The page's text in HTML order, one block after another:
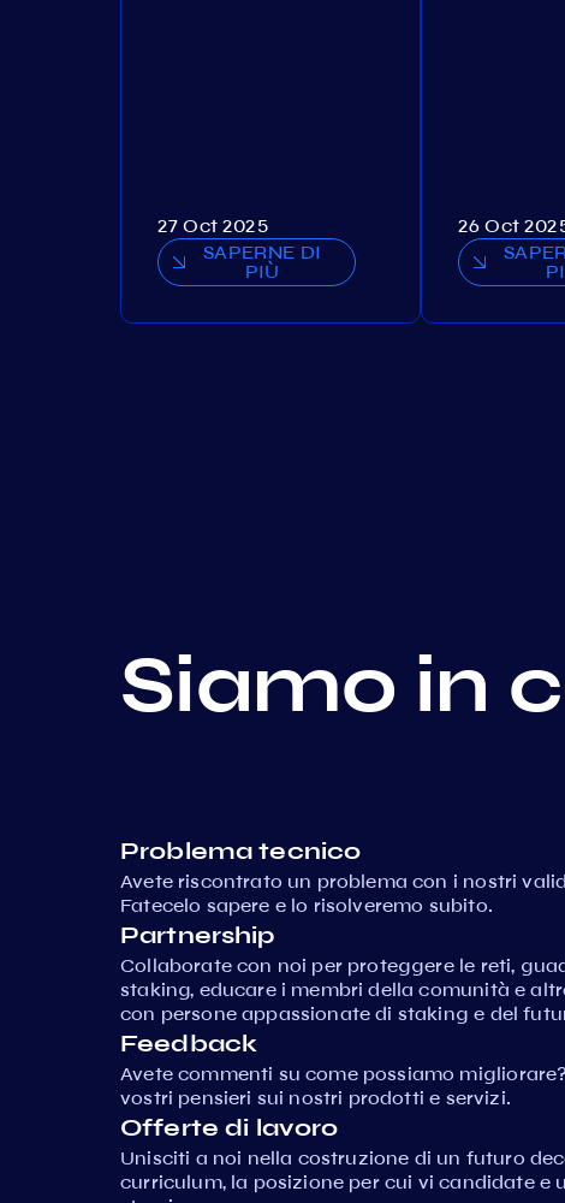
27 Oct 2025
SAPERNE DI
PIÙ
26 Oct
Siamo in
Problema tecnico
Avete riscontrato un problema con i nostri
Fatecelo sapere e lo risolveremo subito.
Partnership
Collaborate con noi per proteggere le reti,
staking, educare i membri della comunità e
con persone appassionate di staking e del
Feedback
Avete commenti su come possiamo
vostri pensieri sui nostri prodotti e servizi.
Offerte di lavoro
Unisciti a noi nella costruzione di un futuro
curriculum, la posizione per cui vi candidate e